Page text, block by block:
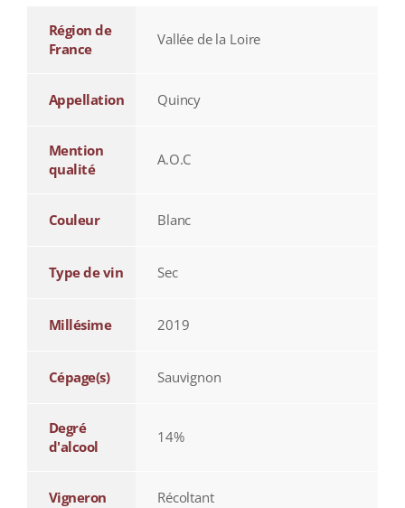
Région de
France
Vallée de la Loire
Appellation Quincy
Mention
qualité
A.O.C
Couleur Blanc
Type de vin Sec
Millésime 2019
Cépage(s) Sauvignon
Degré
d'alcool
14%
Vigneron Récoltant